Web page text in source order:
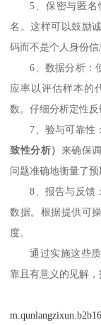
5、 保密与匿名
名。这样可以鼓励
码而不是个人身份信
6、 数据分析：
应率以评估样本的
数。仔细分析定性反
7、 验与可靠性
致性分析） 来确保
问题准确地衡量了预
8、 报告与反馈
数据。根据提供可
度。
通过实施这些
靠且有意义的见解